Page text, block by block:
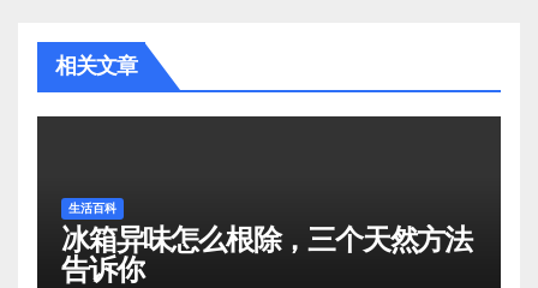
相关文章
生活百科
冰箱异味怎么根除，三个天然方法
告诉你